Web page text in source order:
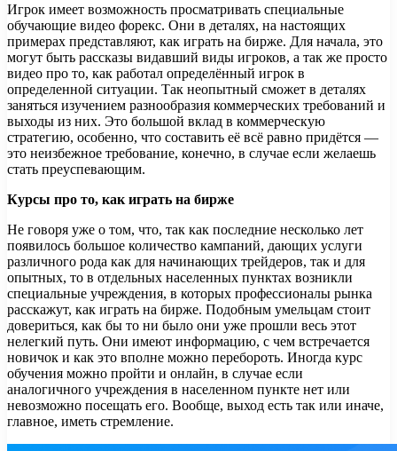
Игрок имеет возможность просматривать специальные
обучающие видео форекс. Они в деталях, на настоящих
примерах представляют, как играть на бирже. Для начала, это
могут быть рассказы видавший виды игроков, а так же просто
видео про то, как работал определённый игрок в
определенной ситуации. Так неопытный сможет в деталях
заняться изучением разнообразия коммерческих требований и
выходы из них. Это большой вклад в коммерческую
стратегию, особенно, что составить её всё равно придётся —
это неизбежное требование, конечно, в случае если желаешь
стать преуспевающим.
Курсы про то, как играть на бирже
Не говоря уже о том, что, так как последние несколько лет
появилось большое количество кампаний, дающих услуги
различного рода как для начинающих трейдеров, так и для
опытных, то в отдельных населенных пунктах возникли
специальные учреждения, в которых профессионалы рынка
расскажут, как играть на бирже. Подобным умельцам стоит
довериться, как бы то ни было они уже прошли весь этот
нелегкий путь. Они имеют информацию, с чем встречается
новичок и как это вполне можно перебороть. Иногда курс
обучения можно пройти и онлайн, в случае если
аналогичного учреждения в населенном пункте нет или
невозможно посещать его. Вообще, выход есть так или иначе,
главное, иметь стремление.